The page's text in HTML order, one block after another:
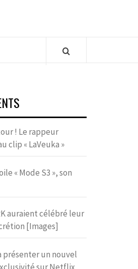
! Le rappeur
clip « LaVeuka »
« Mode S3 », son
auraient célébré leur
[Images]
présenter un nouvel